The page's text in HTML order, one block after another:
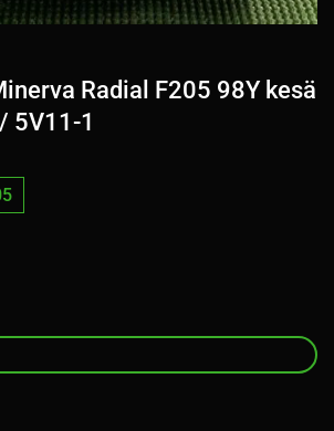
Radial F205 98Y kesä
5V11-1